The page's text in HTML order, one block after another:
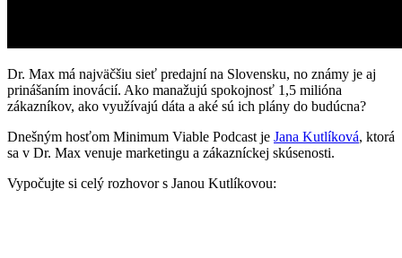
Dr. Max má najväčšiu sieť predajní na Slovensku, no známy je aj
prinášaním inovácií. Ako manažujú spokojnosť 1,5 milióna
zákazníkov, ako využívajú dáta a aké sú ich plány do budúcna?
Dnešným hosťom Minimum Viable Podcast je Jana Kutlíková, ktorá
sa v Dr. Max venuje marketingu a zákazníckej skúsenosti.
Vypočujte si celý rozhovor s Janou Kutlíkovou: